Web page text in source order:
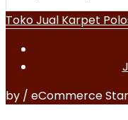
Toko Jual Karpet
by / eCommerce